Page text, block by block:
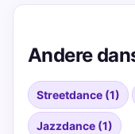
Andere
Streetdance (1)
Jazzdance (1)